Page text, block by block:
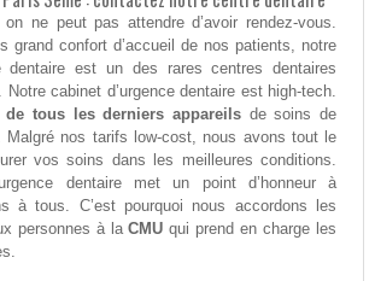
ne peut pas attendre d’avoir rendez-vous.
grand confort d’accueil de nos patients, notre
dentaire est un des rares centres dentaires
cabinet d’urgence dentaire est high-tech.
de tous les derniers appareils de soins de
Malgré nos tarifs low-cost, nous avons tout le
vos soins dans les meilleures conditions.
dentaire met un point d’honneur à
à tous. C’est pourquoi nous accordons les
personnes à laCMU qui prend en charge les